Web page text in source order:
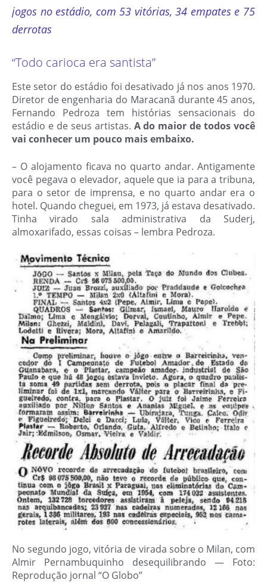
jogos no estádio, com 53 vitórias, 34 empates e 75
derrotas
“Todo carioca era santista”
Este setor do estádio foi desativado já nos anos 1970.
Diretor de engenharia do Maracanã durante 45 anos,
Fernando Pedroza tem histórias sensacionais do
estádio e de seus artistas. A do maior de todos você
vai conhecer um pouco mais embaixo.
– O alojamento ficava no quarto andar. Antigamente
você pegava o elevador, aquele que ia para a tribuna,
para o setor de imprensa, e no quarto andar era o
hotel. Quando cheguei, em 1973, já estava desativado.
Tinha virado sala administrativa da Suderj,
almoxarifado, essas coisas – lembra Pedroza.
No segundo jogo, vitória de virada sobre o Milan, com
Almir Pernambuquinho desequilibrando — Foto:
Reprodução jornal “O Globo”